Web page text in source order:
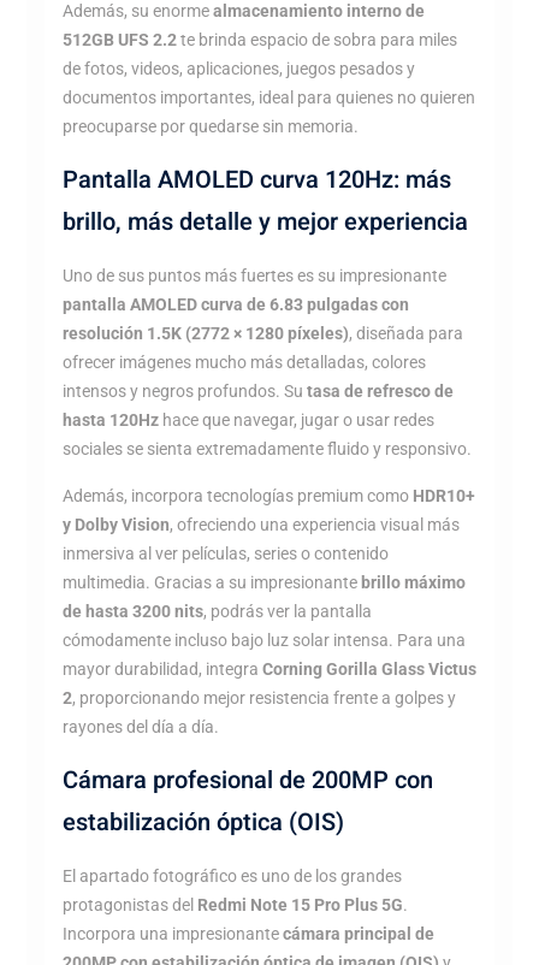
Además, su enormealmacenamiento interno de
512GB UFS 2.2te brinda espacio de sobra para miles
de fotos, videos, aplicaciones, juegos pesados y
documentos importantes, ideal para quienes no quieren
preocuparse por quedarse sin memoria.
Pantalla AMOLED curva 120Hz: más
brillo, más detalle y mejor experiencia
Uno de sus puntos más fuertes es su impresionante
pantalla AMOLED curva de 6.83 pulgadas con
resolución 1.5K (2772 × 1280 píxeles), diseñada para
ofrecer imágenes mucho más detalladas, colores
intensos y negros profundos. Su tasa de refresco de
hasta 120Hzhace que navegar, jugar o usar redes
sociales se sienta extremadamente fluido y responsivo.
Además, incorpora tecnologías premium como HDR10+
y Dolby Vision, ofreciendo una experiencia visual más
inmersiva al ver películas, series o contenido
multimedia. Gracias a su impresionante brillo máximo
de hasta 3200 nits, podrás ver la pantalla
cómodamente incluso bajo luz solar intensa. Para una
mayor durabilidad, integra Corning Gorilla Glass Victus
2, proporcionando mejor resistencia frente a golpes y
rayones del día a día.
Cámara profesional de 200MP con
estabilización óptica (OIS)
El apartado fotográfico es uno de los grandes
protagonistas del Redmi Note 15 Pro Plus 5G.
Incorpora una impresionantecámara principal de